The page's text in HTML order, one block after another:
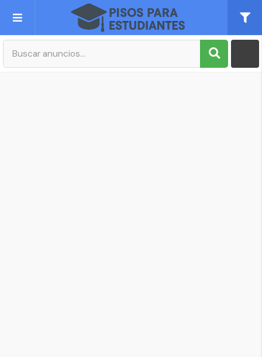
Publica tu Anuncio